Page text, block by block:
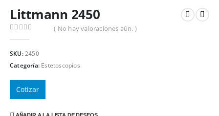
Littmann 2450
( No hay valoraciones aún. )
SKU:2450
Categoría: Estetoscopios
Cotizar